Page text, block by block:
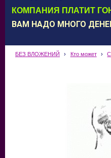
КОМПАНИЯ ПЛАТИТ
ВАМ НАДО МНОГО
БЕЗ ВЛОЖЕНИЙ › Кто может ›